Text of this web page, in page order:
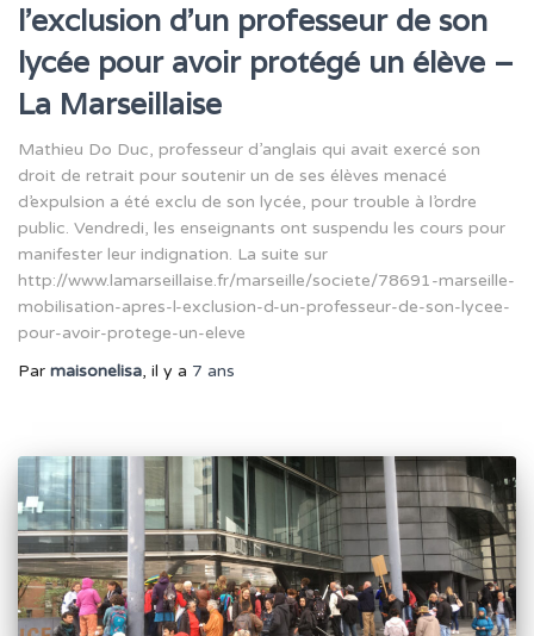
l’exclusion d’un professeur de son
lycée pour avoir protégé un élève –
La Marseillaise
Mathieu Do Duc, professeur d’anglais qui avait exercé son
droit de retrait pour soutenir un de ses élèves menacé
d’expulsion a été exclu de son lycée, pour trouble à l’ordre
public. Vendredi, les enseignants ont suspendu les cours pour
manifester leur indignation. La suite sur
http://www.lamarseillaise.fr/marseille/societe/78691-marseille-
mobilisation-apres-l-exclusion-d-un-professeur-de-son-lycee-
pour-avoir-protege-un-eleve
Par maisonelisa, il y a 7 ans